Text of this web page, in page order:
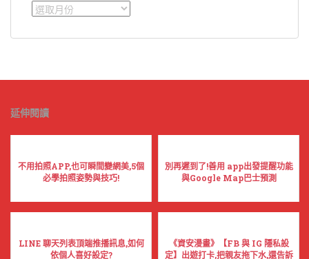
彙
延伸閱讀
不用拍照APP,也可瞬間變網美,5個
必學拍照姿勢與技巧!
別再遲到了!善用 app出發提醒功能
與Google Map巴士預測
LINE 聊天列表頂端推播訊息,如何
依個人喜好設定?
《資安漫畫》【FB 與 IG 隱私設
定】出遊打卡,把親友拖下水,還告訴